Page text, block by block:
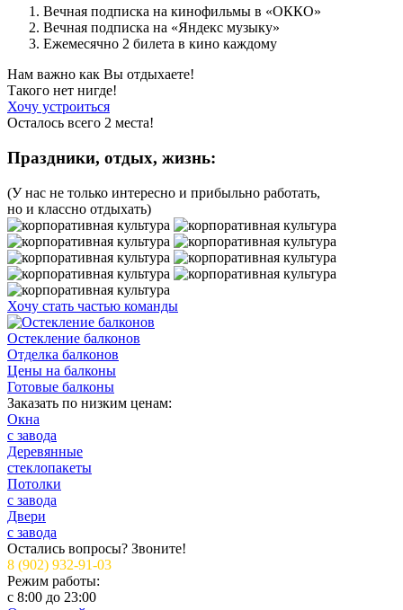
Вечная подписка на кинофильмы в «ОККО»
Вечная подписка на «Яндекс музыку»
Ежемесячно 2 билета в кино каждому
Нам важно как Вы отдыхаете!
Такого нет нигде!
Хочу устроиться
Осталось всего 2 места!
Праздники, отдых, жизнь:
(У нас не только интересно и прибыльно работать,
но и классно отдыхать)
Хочу стать частью команды
Остекление балконов
Отделка балконов
Цены на балконы
Готовые балконы
Заказать по низким ценам:
Окна
с завода
Деревянные
стеклопакеты
Потолки
с завода
Двери
с завода
Остались вопросы? Звоните!
8 (902) 932-91-03
Режим работы:
c 8:00 до 23:00